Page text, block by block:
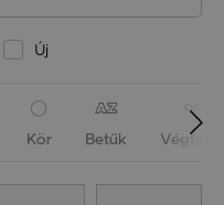
Új
Kör Betűk Végtelen